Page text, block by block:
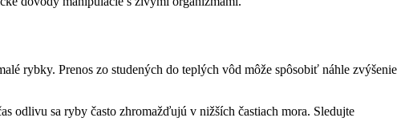
rybky. Prenos zo studených do teplých vôd môže spôsobiť náhle zvýšenie
odlivu sa ryby často zhromažďujú v nižších častiach mora. Sledujte